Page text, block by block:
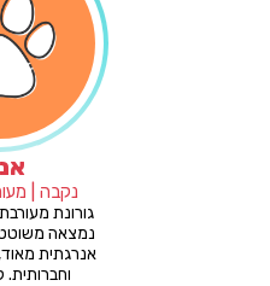
נקבה | מעורב | 4
נמצאה
אנרגתית
וחברותית.